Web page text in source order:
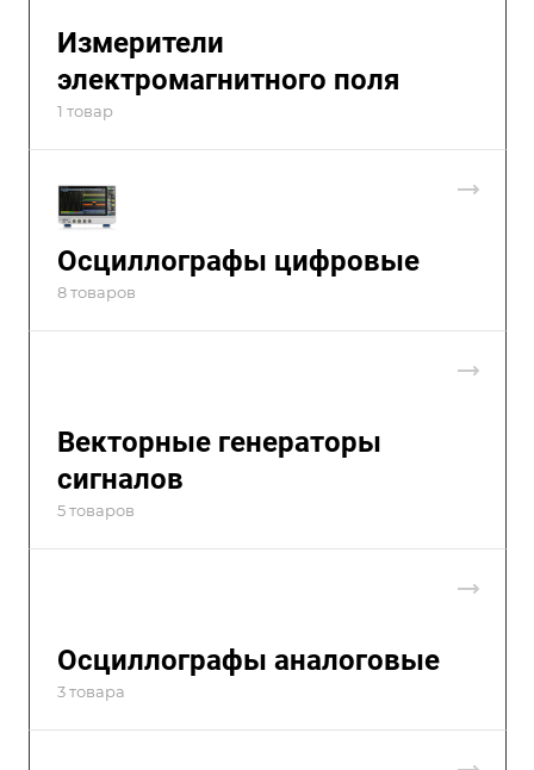
Измерители
электромагнитного поля
1 товар
Осциллографы цифровые
8 товаров
Векторные генераторы
сигналов
5 товаров
Осциллографы аналоговые
3 товара